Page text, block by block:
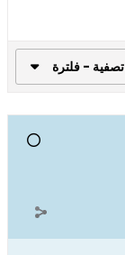
تصفية - فلترة